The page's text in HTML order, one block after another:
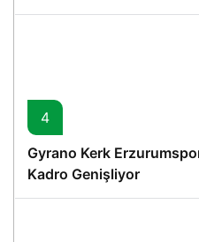
4
Gyrano Kerk
Kadro Genişliyor